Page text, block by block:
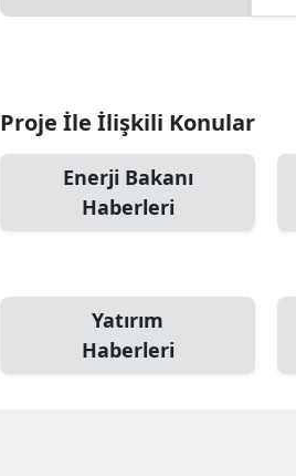
Proje İle İlişkili Konular
Enerji Bakanı
Haberleri
Yatırım
Haberleri